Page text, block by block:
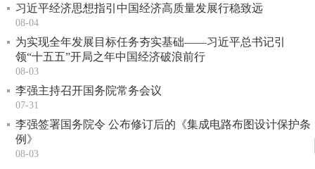
习近平经济思想指引中国经济高质量发展行稳致远
08-04
为实现全年发展目标任务夯实基础——习近平总书记引
领“十五五”开局之年中国经济破浪前行
08-03
李强主持召开国务院常务会议
07-31
李强签署国务院令 公布修订后的《集成电路布图设计保护条
例》
08-03